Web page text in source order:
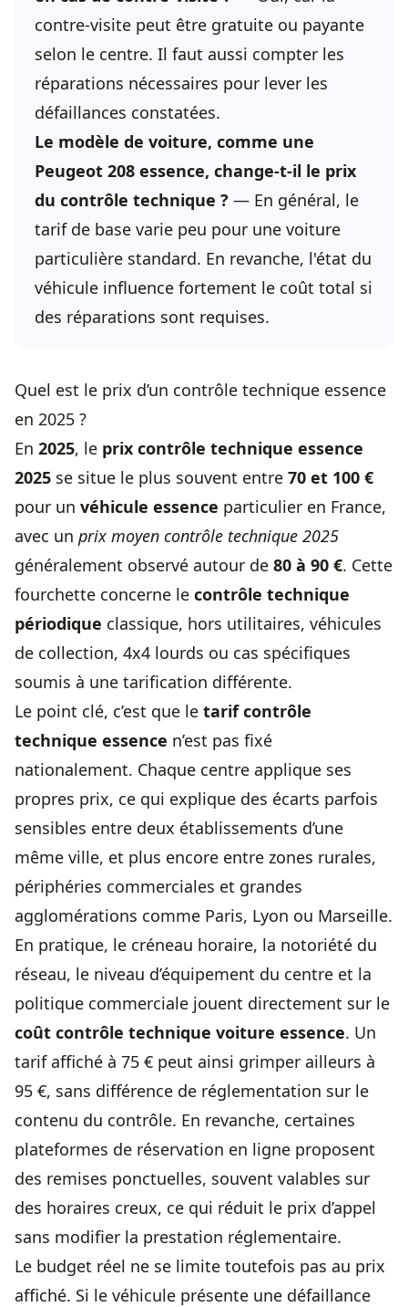
contre-visite peut être gratuite ou payante
selon le centre. Il faut aussi compter les
réparations nécessaires pour lever les
défaillances constatées.
Le modèle de voiture, comme une
Peugeot 208 essence, change-t-il le prix
du contrôle technique ? — En général, le
tarif de base varie peu pour une voiture
particulière standard. En revanche, l'état du
véhicule influence fortement le coût total si
des réparations sont requises.
Quel est le prix d’un contrôle technique essence
en 2025 ?
En 2025, le prix contrôle technique essence
2025 se situe le plus souvent entre 70 et 100 €
pour un véhicule essence particulier en France,
avec un prix moyen contrôle technique 2025
généralement observé autour de 80 à 90 €. Cette
fourchette concerne le contrôle technique
périodique classique, hors utilitaires, véhicules
de collection, 4x4 lourds ou cas spécifiques
soumis à une tarification différente.
Le point clé, c’est que le tarif contrôle
technique essence n’est pas fixé
nationalement. Chaque centre applique ses
propres prix, ce qui explique des écarts parfois
sensibles entre deux établissements d’une
même ville, et plus encore entre zones rurales,
périphéries commerciales et grandes
agglomérations comme Paris, Lyon ou Marseille.
En pratique, le créneau horaire, la notoriété du
réseau, le niveau d’équipement du centre et la
politique commerciale jouent directement sur le
coût contrôle technique voiture essence. Un
tarif affiché à 75 € peut ainsi grimper ailleurs à
95 €, sans différence de réglementation sur le
contenu du contrôle. En revanche, certaines
plateformes de réservation en ligne proposent
des remises ponctuelles, souvent valables sur
des horaires creux, ce qui réduit le prix d’appel
sans modifier la prestation réglementaire.
Le budget réel ne se limite toutefois pas au prix
affiché. Si le véhicule présente une défaillance